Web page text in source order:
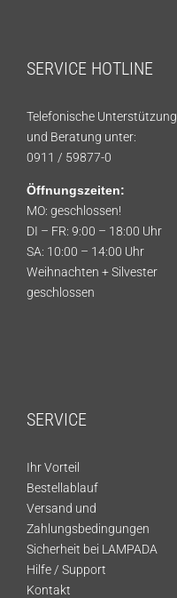
SERVICE HOTLINE
Telefonische Unterstützung
und Beratung unter:
0911 / 59877-0
Öffnungszeiten:
MO: geschlossen!
DI – FR: 9:00 – 18:00 Uhr
SA: 10:00 – 14:00 Uhr
Weihnachten + Silvester
geschlossen
SERVICE
Ihr Vorteil
Bestellablauf
Versand und
Zahlungsbedingungen
Sicherheit bei LAMPADA
Hilfe / Support
Kontakt